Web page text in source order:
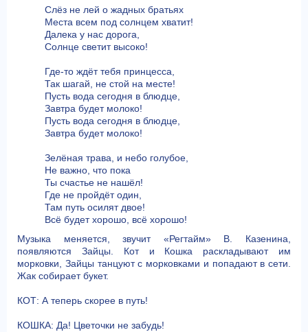
Слёз не лей о жадных братьях
Места всем под солнцем хватит!
Далека у нас дорога,
Солнце светит высоко!
Где-то ждёт тебя принцесса,
Так шагай, не стой на месте!
Пусть вода сегодня в блюдце,
Завтра будет молоко!
Пусть вода сегодня в блюдце,
Завтра будет молоко!
Зелёная трава, и небо голубое,
Не важно, что пока
Ты счастье не нашёл!
Где не пройдёт один,
Там путь осилят двое!
Всё будет хорошо, всё хорошо!
Музыка меняется, звучит «Регтайм» В. Казенина,
появляются Зайцы. Кот и Кошка раскладывают им
морковки, Зайцы танцуют с морковками и попадают в сети.
Жак собирает букет.
КОТ: А теперь скорее в путь!
КОШКА: Да! Цветочки не забудь!